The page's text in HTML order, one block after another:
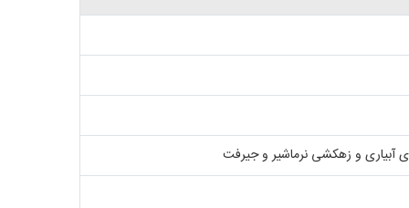
آبیاری و زهکشی نرماشیر و جیرفت